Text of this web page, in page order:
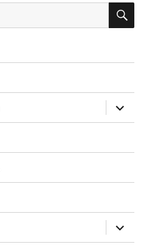
れ
expand
child
menu
expand
child
menu